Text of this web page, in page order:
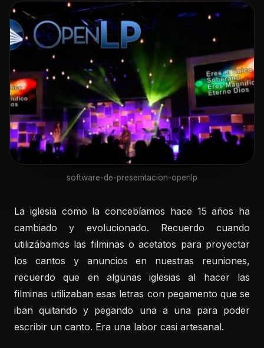
software-de-presemtacion-openlp
La iglesia como la concebíamos hace 15 años ha
cambiado y evolucionado. Recuerdo cuando
utilizábamos las filminas o acetatos para proyectar
los cantos y anuncios en nuestras reuniones,
recuerdo que en algunas iglesias al hacer las
filminas utilizaban esas letras con pegamento que se
iban quitando y pegando una a una para poder
escribir un canto. Era una labor casi artesanal.